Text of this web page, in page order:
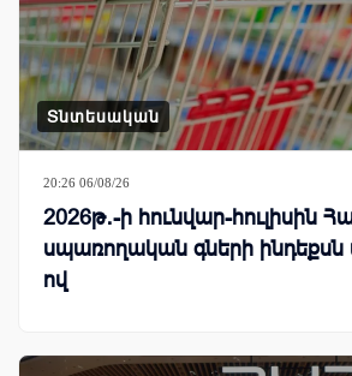
Տնտեսական
20:26 06/08/26
2026թ․-ի հունվար-հուլիսին
սպառողական գների ինդեքսն
ով